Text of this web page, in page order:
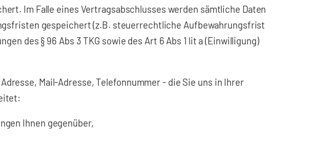
Im Falle eines Vertragsabschlusses werden sämtliche Daten
gespeichert (z.B. steuerrechtliche Aufbewahrungsfrist
des § 96 Abs 3 TKG sowie des Art 6 Abs 1 lit a (Einwilligung)
Mail-Adresse, Telefonnummer - die Sie uns in Ihrer
Ihnen gegenüber,